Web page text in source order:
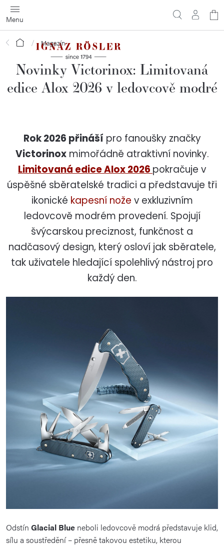
Přejít
na
obsah
Domů Magazín
Novinky Victorinox: Limitovaná
edice Alox 2026 v ledovcově modré
Rok 2026 přináší pro fanoušky značky
Victorinoxmimořádně atraktivní novinky.
Limitovaná edice Alox 2026 pokračuje v
úspěšné sběratelské tradici a představuje tři
ikonické kapesní nože v exkluzivním
ledovcově modrém provedení. Spojují
švýcarskou preciznost, funkčnost a
nadčasový design, který osloví jak sběratele,
tak uživatele hledající spolehlivý nástroj pro
každý den.
Odstín Glacial Blue neboli ledovcově modrá představuje klid,
sílu a soustředění – přesně takovou estetiku, kterou